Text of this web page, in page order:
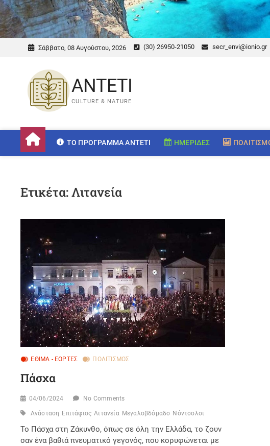
Σάββατο, 08 Αυγούστου, 2026 (30) 26950-21050 secr_envi@ionio.gr
ANTETI
CULTURE & NATURE
ΤΟ ΠΡΌΓΡΑΜΜΑ ANTETI ΗΜΕΡΊΔΕΣ
Ετικέτα:Λιτανεία
ΈΘΙΜΑ - ΕΟΡΤΈΣ ΠΟΛΙΤΙΣΜΌΣ
Πάσχα
04/06/2024 No Comments
Ανάσταση Επιτάφιος Λιτανεία Μεγαλοβδόμαδο Νόντσολοι
Το Πάσχα στη Ζάκυνθο, όπως σε όλη την Ελλάδα, το ζουν
σαν ένα βαθιά πνευματικό γεγονός, που κορυφώνεται με